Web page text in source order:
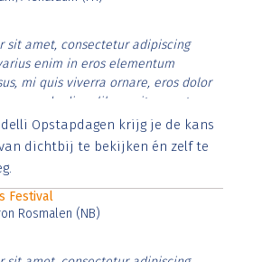
sit amet, consectetur adipiscing
enim in eros elementum
mi quis viverra ornare, eros dolor
diam libero vitae erat.
et justo cursus id rutrum lorem
sem vitae risus tristique posuere.
Opstapdagen krijg je de kans
dichtbij te bekijken én zelf te
Festival
Rosmalen (NB)